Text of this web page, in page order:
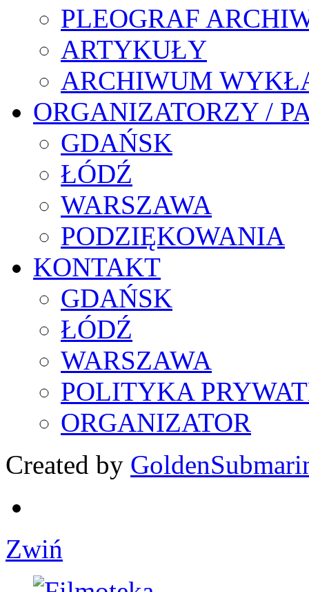
PLEOGRAF
ARTYKUŁY
ARCHIWUM
ORGANIZATORZY /
GDAŃSK
ŁÓDŹ
WARSZAWA
PODZIĘKOWANIA
KONTAKT
GDAŃSK
ŁÓDŹ
WARSZAWA
POLITYKA
ORGANIZATOR
Created by
Zwiń